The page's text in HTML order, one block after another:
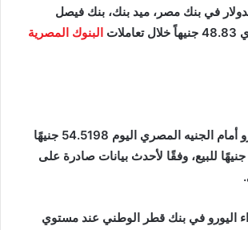
في بنك مصر، ميد بنك، بنك فيصل
البنوك المصرية
كما سجل سعر اليورو أمام الجنيه المصري اليوم 54.5198 جنيهًا
للشراء، و54.6884 جنيهًا للبيع، وفقًا لأحدث بيانات صادرة على
اليورو في بنك قطر الوطني عند مستوي